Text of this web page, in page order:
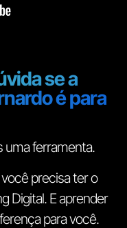
se a
é para
uma ferramenta.
precisa ter o
Digital. E aprender
para você.